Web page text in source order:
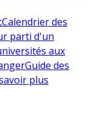
Calendrier des
parti d'un
aux
Guide des
plus